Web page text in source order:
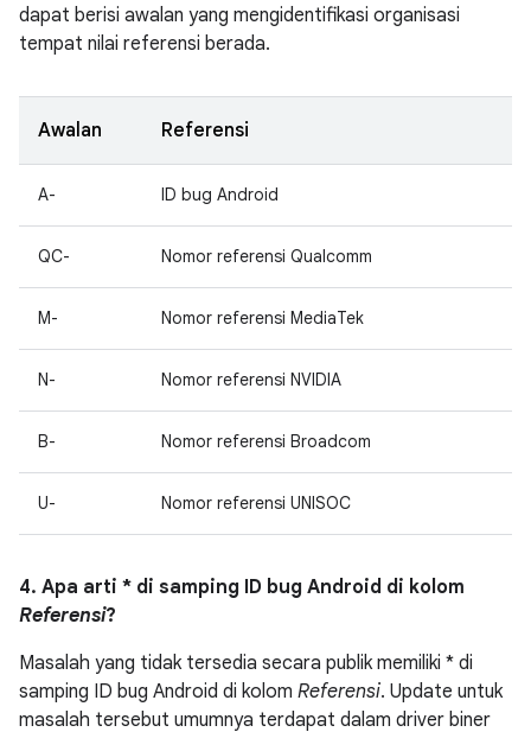
dapat berisi awalan yang mengidentifikasi organisasi
tempat nilai referensi berada.
Awalan Referensi
A- ID bug Android
QC- Nomor referensi Qualcomm
M- Nomor referensi MediaTek
N- Nomor referensi NVIDIA
B- Nomor referensi Broadcom
U- Nomor referensi UNISOC
4. Apa arti * di samping ID bug Android di kolom
Referensi?
Masalah yang tidak tersedia secara publik memiliki * di
samping ID bug Android di kolom Referensi. Update untuk
masalah tersebut umumnya terdapat dalam driver biner